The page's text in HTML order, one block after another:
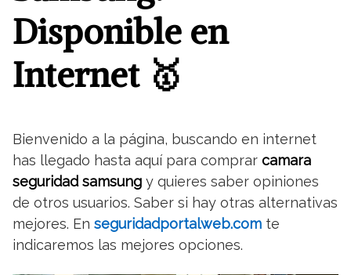
Disponible en
Internet 🥇
Bienvenido a la página, buscando en internet
has llegado hasta aquí para comprar camara
seguridad samsung y quieres saber opiniones
de otros usuarios. Saber si hay otras alternativas
mejores. En seguridadportalweb.com te
indicaremos las mejores opciones.